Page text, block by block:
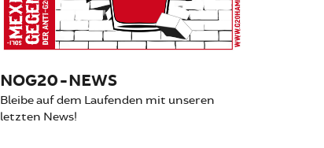
NOG20-NEWS
Bleibe auf dem Laufenden mit unseren
letzten News!